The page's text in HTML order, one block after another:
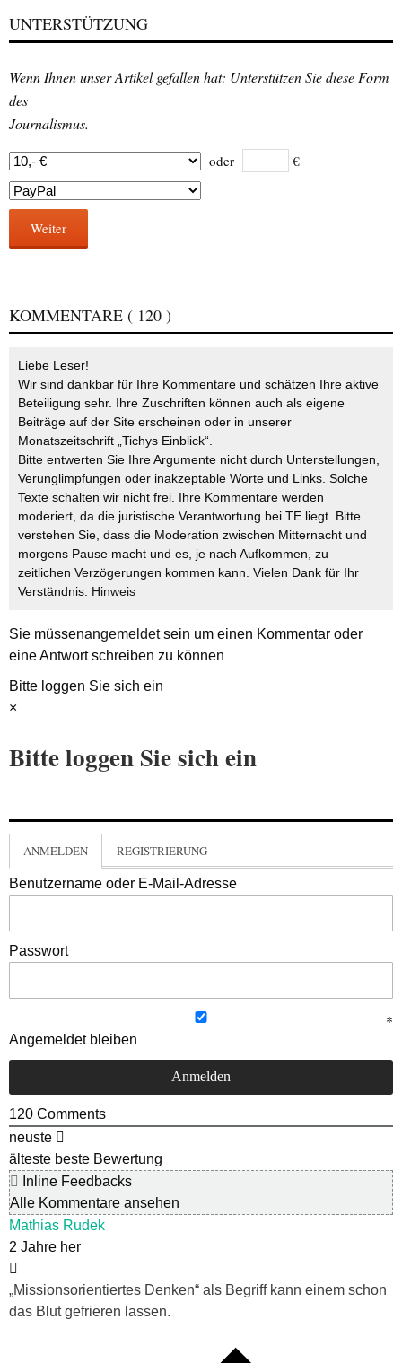
UNTERSTÜTZUNG
Wenn Ihnen unser Artikel gefallen hat: Unterstützen Sie diese Form
des
Journalismus.
oder €
Weiter
KOMMENTARE ( 120 )
Liebe Leser!
Wir sind dankbar für Ihre Kommentare und schätzen Ihre aktive
Beteiligung sehr. Ihre Zuschriften können auch als eigene
Beiträge auf der Site erscheinen oder in unserer
Monatszeitschrift „Tichys Einblick“.
Bitte entwerten Sie Ihre Argumente nicht durch Unterstellungen,
Verunglimpfungen oder inakzeptable Worte und Links. Solche
Texte schalten wir nicht frei. Ihre Kommentare werden
moderiert, da die juristische Verantwortung bei TE liegt. Bitte
verstehen Sie, dass die Moderation zwischen Mitternacht und
morgens Pause macht und es, je nach Aufkommen, zu
zeitlichen Verzögerungen kommen kann. Vielen Dank für Ihr
Verständnis. Hinweis
Sie müssenangemeldetsein um einen Kommentar oder
eine Antwort schreiben zu können
Bitte loggen Sie sich ein
×
Bitte loggen Sie sich ein
ANMELDEN REGISTRIERUNG
Benutzername oder E-Mail-Adresse
Passwort
Angemeldet bleiben
120 Comments
neuste
älteste beste Bewertung
Inline Feedbacks
Alle Kommentare ansehen
Mathias Rudek
2 Jahre her
„Missionsorientiertes Denken“ als Begriff kann einem schon
das Blut gefrieren lassen.